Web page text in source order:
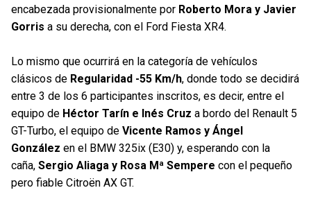
encabezada provisionalmente por Roberto Mora y Javier
Gorris a su derecha, con el Ford Fiesta XR4.
Lo mismo que ocurrirá en la categoría de vehículos
clásicos de Regularidad -55 Km/h, donde todo se decidirá
entre 3 de los 6 participantes inscritos, es decir, entre el
equipo de Héctor Tarín e Inés Cruz a bordo del Renault 5
GT-Turbo, el equipo de Vicente Ramos y Ángel
González en el BMW 325ix (E30) y, esperando con la
caña, Sergio Aliaga y Rosa Mª Sempere con el pequeño
pero fiable Citroën AX GT.